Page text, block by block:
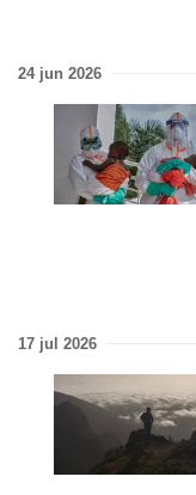
24 jun 2026
17 jul 2026